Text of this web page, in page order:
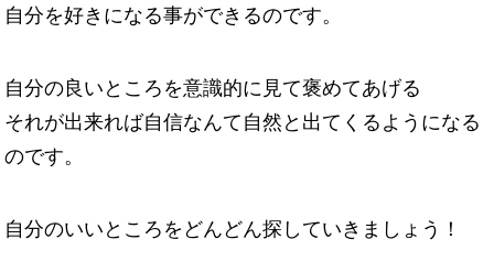
自分を好きになる事ができるのです。
自分の良いところを意識的に見て褒めてあげる
それが出来れば自信なんて自然と出てくるようになる
のです。
自分のいいところをどんどん探していきましょう！